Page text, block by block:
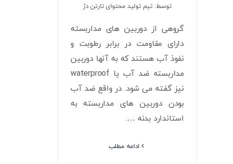
توسط: تیم تولید محتوای تارتن دژ
گروهی از دوربین های مداربسته
دارای مقاومت در برابر رطوبت و
نفوذ آب هستند که به آنها دوربین
مداربسته ضد آب یا waterproof
نیز گفته می شود. در واقع ضد آب
بودن دوربین های مداربسته به
استاندارد بدنه ….
ادامه مطلب